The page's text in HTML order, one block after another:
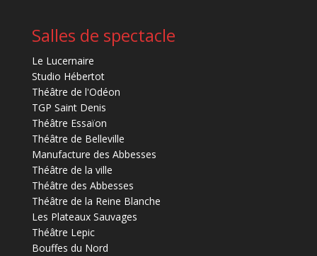
Salles de spectacle
Le Lucernaire
Studio Hébertot
Théâtre de l'Odéon
TGP Saint Denis
Théâtre Essaïon
Théâtre de Belleville
Manufacture des Abbesses
Théâtre de la ville
Théâtre des Abbesses
Théâtre de la Reine Blanche
Les Plateaux Sauvages
Théâtre Lepic
Bouffes du Nord